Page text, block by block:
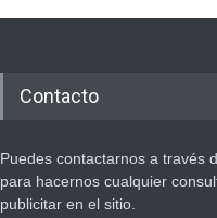
Contacto
Puedes contactarnos a través
para hacernos cualquier
publicitar en el sitio.